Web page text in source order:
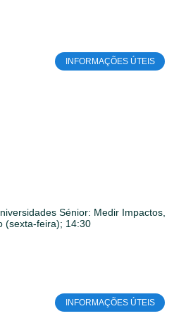
INFORMAÇÕES ÚTEIS
Sénior: Medir Impactos,
(sexta-feira); 14:30
INFORMAÇÕES ÚTEIS